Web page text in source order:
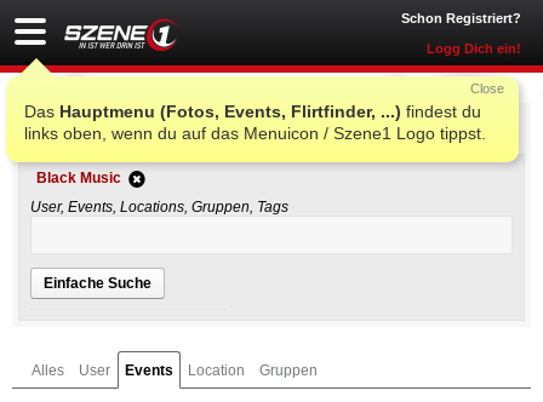
Schon Registriert?
Logg Dich ein!
Das Hauptmenu (Fotos, Events, Flirtfinder, ...) findest du
links oben, wenn du auf das Menuicon / Szene1 Logo tippst.
Close
Einfache Suche
Black Music
User, Events, Locations, Gruppen, Tags
Einfache Suche
Alles User Events Location Gruppen